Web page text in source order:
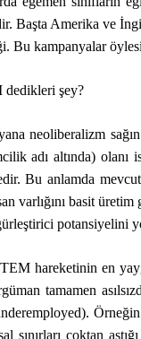
Başta Amerika ve
Bu kampanyalar
şey?
neoliberalizm
adı altında)
Bu anlamda
varlığını basit
potansiyelini
hareketinin en
tamamen
sınırları çoktan